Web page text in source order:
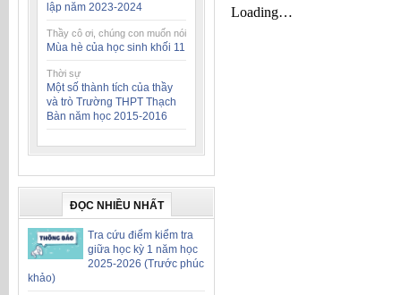
lập năm 2023-2024
Thầy cô ơi, chúng con muốn nói
Mùa hè của học sinh khối 11
Thời sự
Một số thành tích của thầy
và trò Trường THPT Thạch
Bàn năm học 2015-2016
ĐỌC NHIỀU NHẤT
Tra cứu điểm kiểm tra
giữa học kỳ 1 năm học
2025-2026 (Trước phúc
khảo)